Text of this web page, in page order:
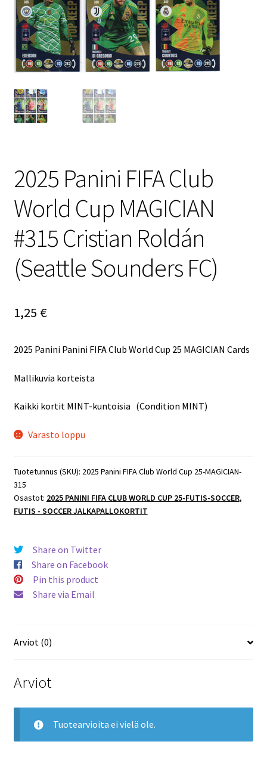
2025 Panini FIFA Club
World Cup MAGICIAN
#315 Cristian Roldán
(Seattle Sounders FC)
1,25 €
2025 Panini Panini FIFA Club World Cup 25 MAGICIAN Cards
Mallikuvia korteista
Kaikki kortit MINT-kuntoisia (Condition MINT)
Varasto loppu
Tuotetunnus (SKU): 2025 Panini FIFA Club World Cup 25-MAGICIAN-
315
Osastot: 2025 PANINI FIFA CLUB WORLD CUP 25-FUTIS-SOCCER,
FUTIS - SOCCER JALKAPALLOKORTIT
Share on Twitter
Share on Facebook
Pin this product
Share via Email
Arviot (0)
Arviot
Tuotearvioita ei vielä ole.